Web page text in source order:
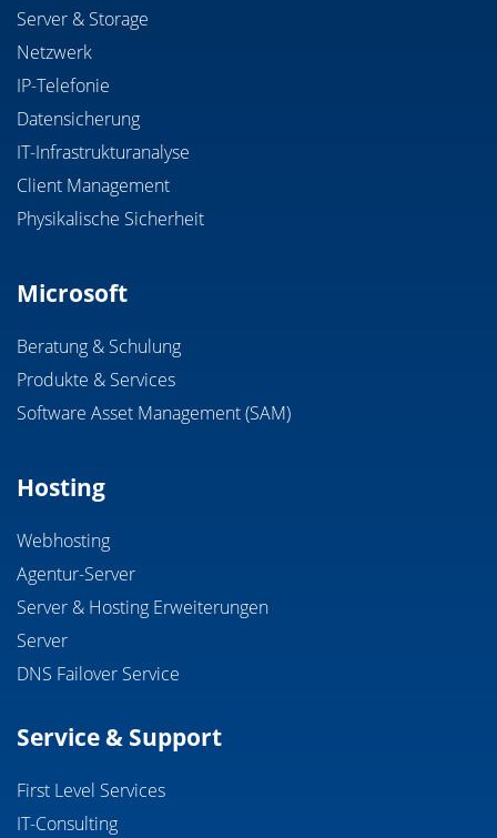
Server & Storage
Netzwerk
IP-Telefonie
Datensicherung
IT-Infrastrukturanalyse
Client Management
Physikalische Sicherheit
Microsoft
Beratung & Schulung
Produkte & Services
Software Asset Management (SAM)
Hosting
Webhosting
Agentur-Server
Server & Hosting Erweiterungen
Server
DNS Failover Service
Service & Support
First Level Services
IT-Consulting